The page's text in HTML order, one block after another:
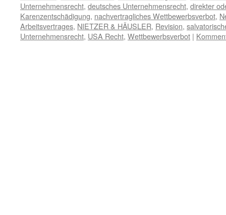
Unternehmensrecht, deutsches Unternehmensrecht, direkter
Karenzentschädigung, nachvertragliches Wettbewerbsverbot,
Arbeitsvertrages, NIETZER & HÄUSLER, Revision,
Unternehmensrecht, USA Recht, Wettbewerbsverbot |